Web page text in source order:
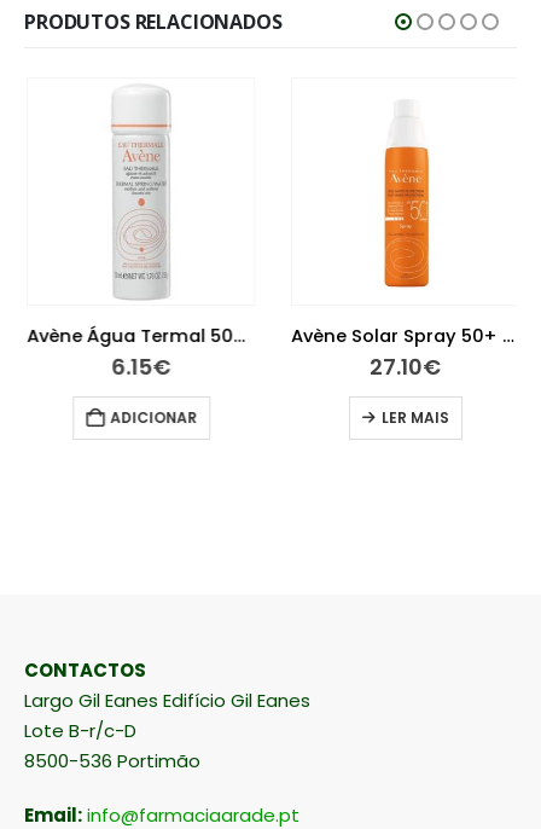
PRODUTOS RELACIONADOS
Avène Água Termal 50ml
6.15€
ADICIONAR
Avène Solar Spray 50+ 200 ml
27.10€
LER MAIS
CONTACTOS
Largo Gil Eanes Edifício Gil Eanes
Lote B-r/c-D
8500-536 Portimão
Email:info@farmaciaarade.pt